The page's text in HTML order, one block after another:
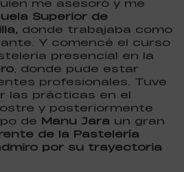
me asesoró y me
Superior de
donde trabajaba como
Y comencé el curso
presencial en la
, donde pude estar
profesionales. Tuve
las prácticas en el
y posteriormente
de Manu Jara un gran
de la Pastelería
por su trayectoria